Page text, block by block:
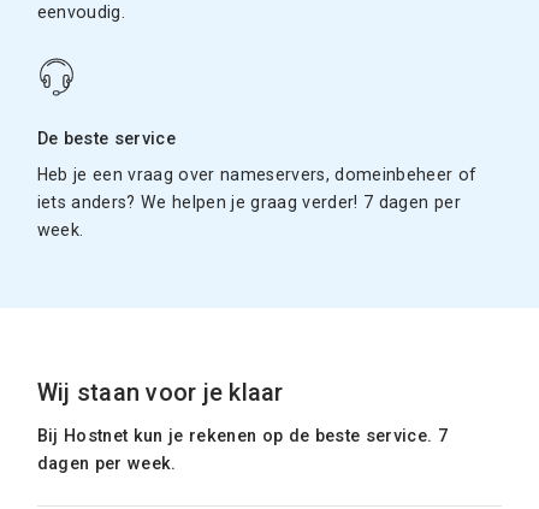
eenvoudig.
De beste service
Heb je een vraag over nameservers, domeinbeheer of
iets anders? We helpen je graag verder! 7 dagen per
week.
Wij staan voor je klaar
Bij Hostnet kun je rekenen op de beste service. 7
dagen per week.